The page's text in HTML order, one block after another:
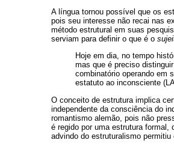
A língua tornou possível que os
pois seu interesse não recai nas
método estrutural em suas
serviam para definir o que é o
Hoje em dia, no tempo
mas que é preciso
combinatório operando em
estatuto ao inconsciente
O conceito de estrutura implica
independente da consciência do
romantismo alemão, pois não
é regido por uma estrutura
advindo do estruturalismo